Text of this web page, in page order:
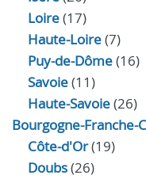
Loire(17)
Haute-Loire(7)
Puy-de-Dôme(16)
Savoie(11)
Haute-Savoie(26)
Bourgogne-Franche-
Côte-d'Or(19)
Doubs(26)